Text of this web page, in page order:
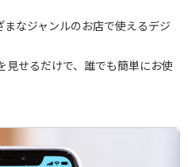
なジャンルのお店で使えるデジ
せるだけで、誰でも簡単にお使